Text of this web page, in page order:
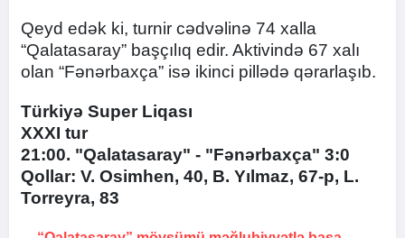
Qeyd edək ki, turnir cədvəlinə 74 xalla
“Qalatasaray” başçılıq edir. Aktivində 67 xalı
olan “Fənərbaxça” isə ikinci pillədə qərarlaşıb.
Türkiyə Super Liqası
XXXI tur
21:00. "Qalatasaray" - "Fənərbaxça" 3:0
Qollar: V. Osimhen, 40, B. Yılmaz, 67-p, L.
Torreyra, 83